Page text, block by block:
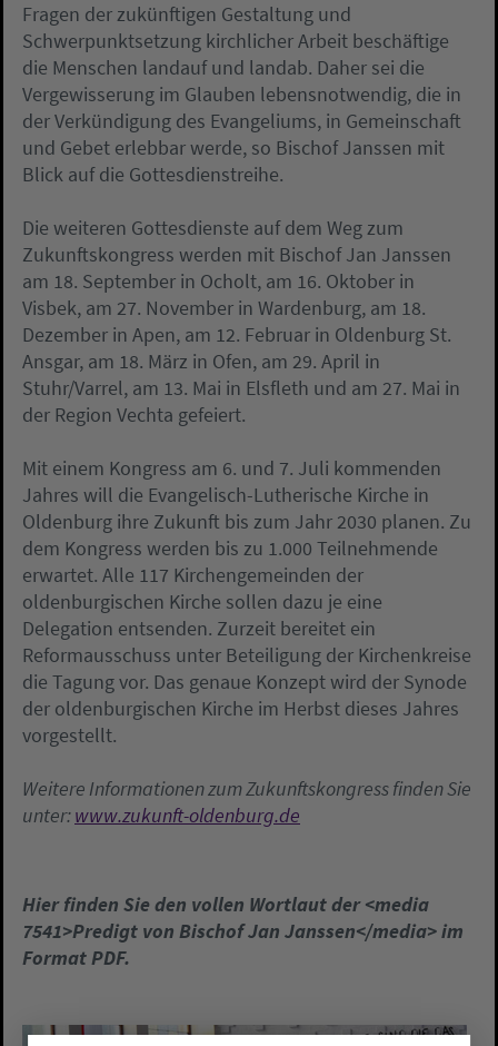
Fragen der zukünftigen Gestaltung und
Schwerpunktsetzung kirchlicher Arbeit beschäftige
die Menschen landauf und landab. Daher sei die
Vergewisserung im Glauben lebensnotwendig, die in
der Verkündigung des Evangeliums, in Gemeinschaft
und Gebet erlebbar werde, so Bischof Janssen mit
Blick auf die Gottesdienstreihe.
Die weiteren Gottesdienste auf dem Weg zum
Zukunftskongress werden mit Bischof Jan Janssen
am 18. September in Ocholt, am 16. Oktober in
Visbek, am 27. November in Wardenburg, am 18.
Dezember in Apen, am 12. Februar in Oldenburg St.
Ansgar, am 18. März in Ofen, am 29. April in
Stuhr/Varrel, am 13. Mai in Elsfleth und am 27. Mai in
der Region Vechta gefeiert.
Mit einem Kongress am 6. und 7. Juli kommenden
Jahres will die Evangelisch-Lutherische Kirche in
Oldenburg ihre Zukunft bis zum Jahr 2030 planen. Zu
dem Kongress werden bis zu 1.000 Teilnehmende
erwartet. Alle 117 Kirchengemeinden der
oldenburgischen Kirche sollen dazu je eine
Delegation entsenden. Zurzeit bereitet ein
Reformausschuss unter Beteiligung der Kirchenkreise
die Tagung vor. Das genaue Konzept wird der Synode
der oldenburgischen Kirche im Herbst dieses Jahres
vorgestellt.
Weitere Informationen zum Zukunftskongress finden Sie
unter:www.zukunft-oldenburg.de
Hier finden Sie den vollen Wortlaut der <media
7541>Predigt von Bischof Jan Janssen</media> im
Format PDF.